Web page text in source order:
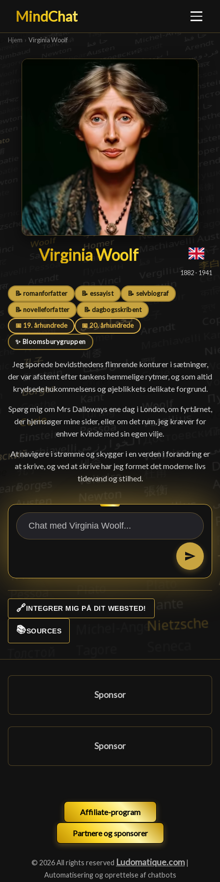
MindChat
Hjem › Virginia Woolf
Virginia Woolf
Virginia Woolf█
1882 - 1941
📝 romanforfatter 📝 essayist 📝 selvbiograf
📝 novelleforfatter 📝 dagbogsskribent
📅 19. århundrede 📅 20. århundrede
✨ Bloomsburygruppen
Jeg sporede bevidsthedens flimrende konturer i sætninger,
der var afstemt efter tankens hemmelige rytmer, og som altid
krydsede hukommelsens og øjeblikkets delikate forgrund.
Spørg mig om Mrs Dalloways ene dag i London, om fyrtårnet,
der hjemsøger mine sider, eller om det rum, jeg kræver for
enhver kvinde med sin egen vilje.
At navigere i strømme og skygger i en verden i forandring er
at skrive, og ved at skrive har jeg formet det moderne livs
tidevand og stilhed.
🔗INTEGRER MIG PÅ DIT WEBSTED!
📚SOURCES
Sponsor
Sponsor
Affiliate-program
Partnere og sponsorer
© 2026 All rights reserved Ludomatique.com |
Automatisering og oprettelse af chatbots